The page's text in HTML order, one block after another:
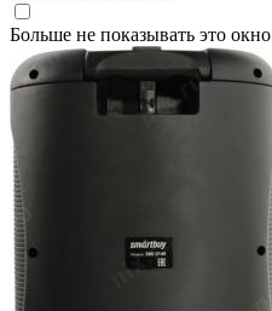
Больше не показывать это окно